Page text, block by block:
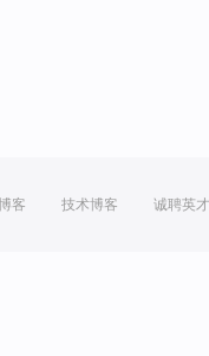
客 技术博客 诚聘英才